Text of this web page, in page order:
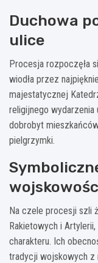
Duchowa
ulice
Procesja rozpoczęła
wiodła przez
majestatycznej
religijnego
dobrobyt
pielgrzymki.
Na czele procesji szli
Rakietowych i
charakteru. Ich
tradycji wojskowych z